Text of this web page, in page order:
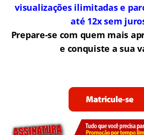
visualizações ilimitadas e
até 12x sem
Prepare-se com quem mais
e conquiste a sua